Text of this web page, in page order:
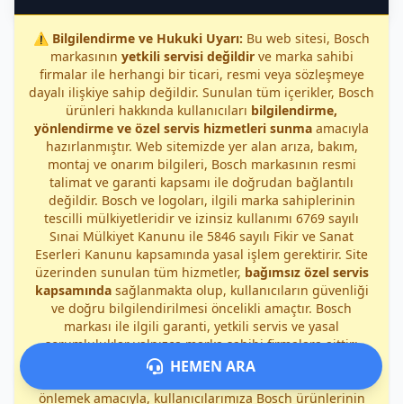
⚠️ Bilgilendirme ve Hukuki Uyarı: Bu web sitesi, Bosch
markasının yetkili servisi değildirve marka sahibi
firmalar ile herhangi bir ticari, resmi veya sözleşmeye
dayalı ilişkiye sahip değildir. Sunulan tüm içerikler, Bosch
ürünleri hakkında kullanıcıları bilgilendirme,
yönlendirme ve özel servis hizmetleri sunma amacıyla
hazırlanmıştır. Web sitemizde yer alan arıza, bakım,
montaj ve onarım bilgileri, Bosch markasının resmi
talimat ve garanti kapsamı ile doğrudan bağlantılı
değildir. Bosch ve logoları, ilgili marka sahiplerinin
tescilli mülkiyetleridir ve izinsiz kullanımı 6769 sayılı
Sınai Mülkiyet Kanunu ile 5846 sayılı Fikir ve Sanat
Eserleri Kanunu kapsamında yasal işlem gerektirir. Site
üzerinden sunulan tüm hizmetler, bağımsız özel servis
kapsamındasağlanmakta olup, kullanıcıların güvenliği
ve doğru bilgilendirilmesi öncelikli amaçtır. Bosch
markası ile ilgili garanti, yetkili servis ve yasal
sorumluluklar yalnızca marka sahibi firmalara aittir;
sitemiz veya hizmet sağlayıcılarımız bu kapsamda
sorumluluk kabul etmez. Herhangi bir yanlış anlaşılmayı
önlemek amacıyla, kullanıcılarımıza Bosch ürünlerinin
HEMEN ARA